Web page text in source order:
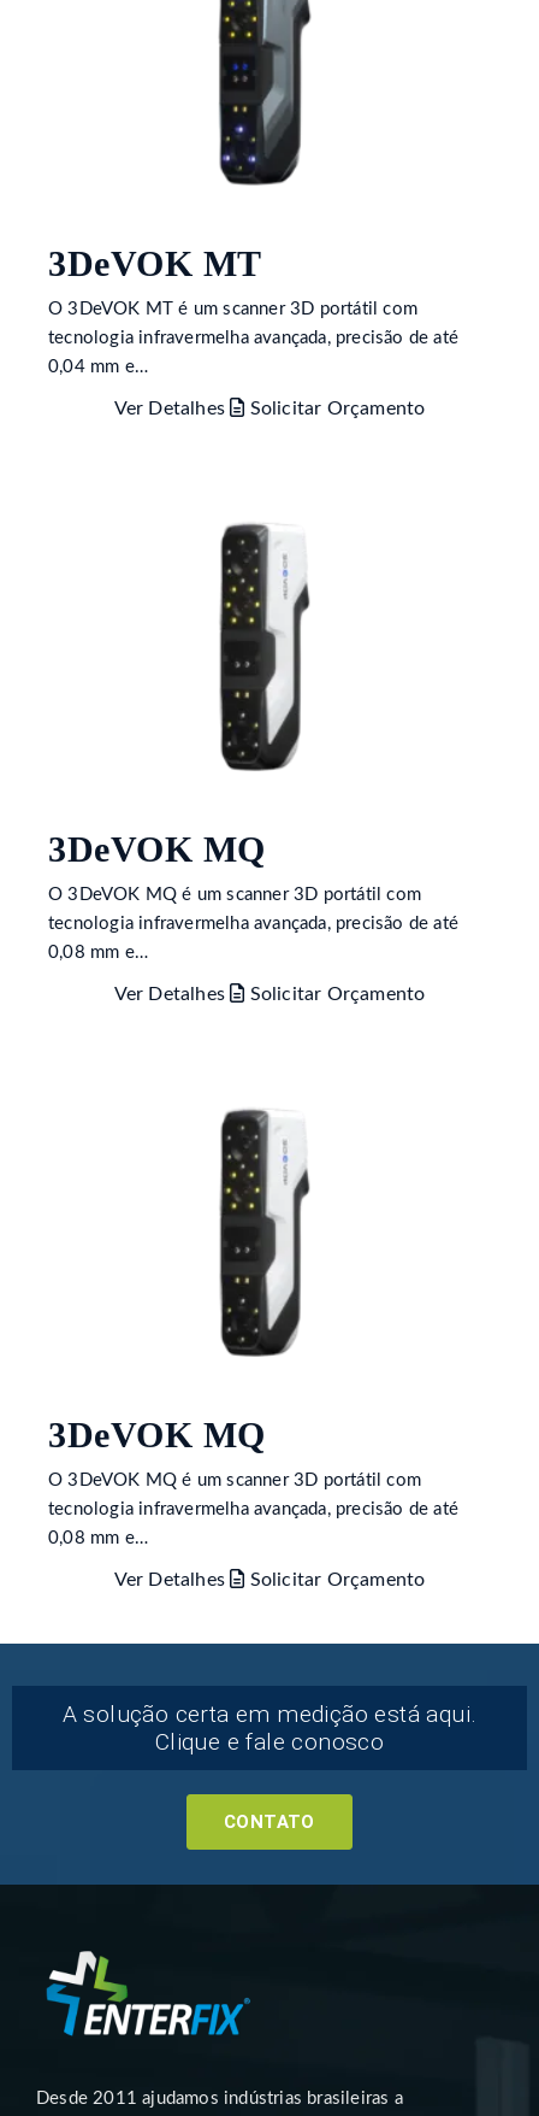
3DeVOK MT
O 3DeVOK MT é um scanner 3D portátil com
tecnologia infravermelha avançada, precisão de até
0,04 mm e…
Ver Detalhes Solicitar Orçamento
3DeVOK MQ
O 3DeVOK MQ é um scanner 3D portátil com
tecnologia infravermelha avançada, precisão de até
0,08 mm e…
Ver Detalhes Solicitar Orçamento
3DeVOK MQ
O 3DeVOK MQ é um scanner 3D portátil com
tecnologia infravermelha avançada, precisão de até
0,08 mm e…
Ver Detalhes Solicitar Orçamento
A solução certa em medição está aqui.
Clique e fale conosco
CONTATO
Desde 2011 ajudamos indústrias brasileiras a